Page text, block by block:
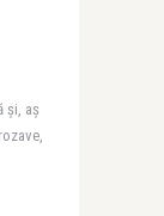
şi, aş